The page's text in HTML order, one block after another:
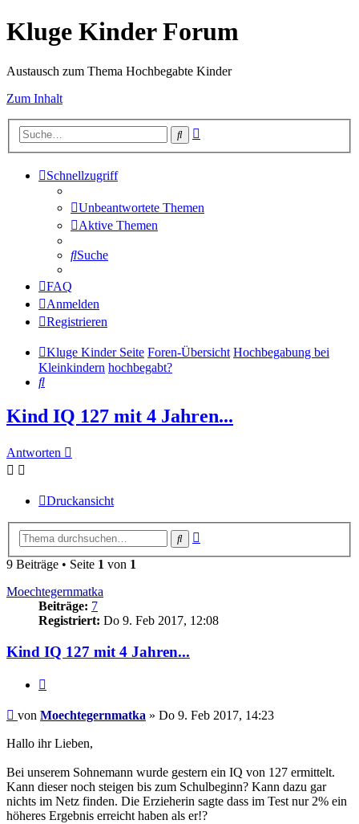
Kluge Kinder Forum
Austausch zum Thema Hochbegabte Kinder
Zum Inhalt
Suche
Schnellzugriff
Unbeantwortete Themen
Aktive Themen
Suche
FAQ
Anmelden
Registrieren
Kluge Kinder Seite Foren-Übersicht Hochbegabung bei
Kleinkindern hochbegabt?
Suche
Kind IQ 127 mit 4 Jahren...
Antworten
Druckansicht
Suche
9 Beiträge • Seite 1 von 1
Moechtegernmatka
Beiträge: 7
Registriert: Do 9. Feb 2017, 12:08
Kind IQ 127 mit 4 Jahren...
Beitrag
von Moechtegernmatka » Do 9. Feb 2017, 14:23
Hallo ihr Lieben,
Bei unserem Sohnemann wurde gestern ein IQ von 127 ermittelt.
Kann dieser noch steigen bis zum Schulbeginn? Kann dazu gar
nichts im Netz finden. Die Erzieherin sagte dass im Test nur 2% ein
höheres Ergebnis erreicht haben als er!?